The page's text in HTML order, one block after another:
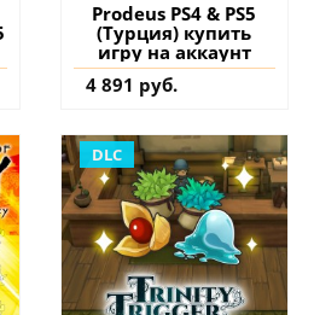
Prodeus PS4 & PS5
(Турция) купить
игру на аккаунт
4 891 руб.
DLC